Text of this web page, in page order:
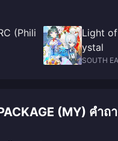
(Phili
Light
ystal
SOUTH
(MY) คำ